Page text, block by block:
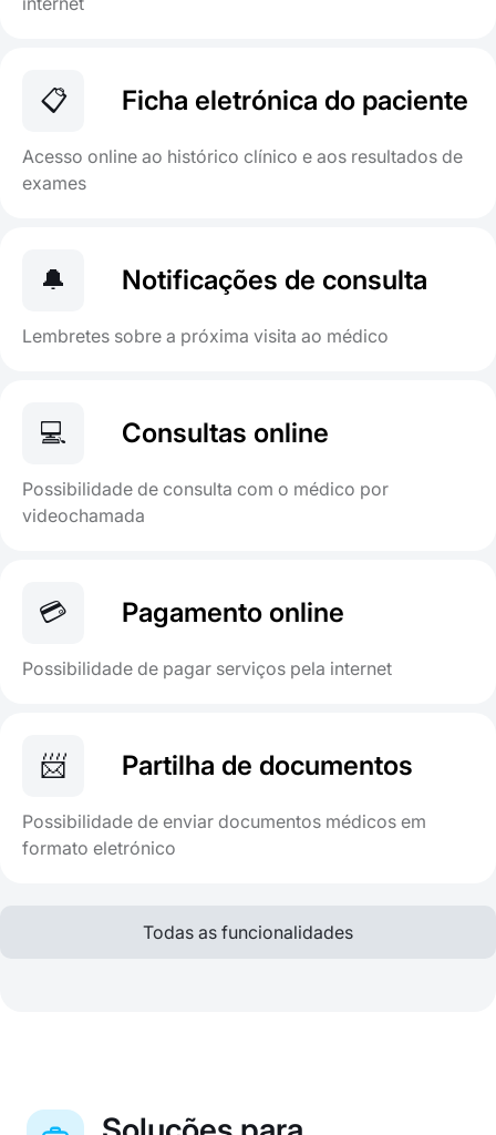
📋 Ficha eletrónica do paciente
Acesso online ao histórico clínico e aos resultados de
exames
🔔 Notificações de consulta
Lembretes sobre a próxima visita ao médico
💻 Consultas online
Possibilidade de consulta com o médico por
videochamada
💳 Pagamento online
Possibilidade de pagar serviços pela internet
📨 Partilha de documentos
Possibilidade de enviar documentos médicos em
formato eletrónico
Todas as funcionalidades